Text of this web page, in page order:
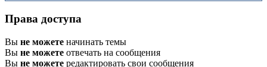
Права доступа
Вы не можете начинать темы
Вы не можете отвечать на сообщения
Вы не можете редактировать свои сообщения